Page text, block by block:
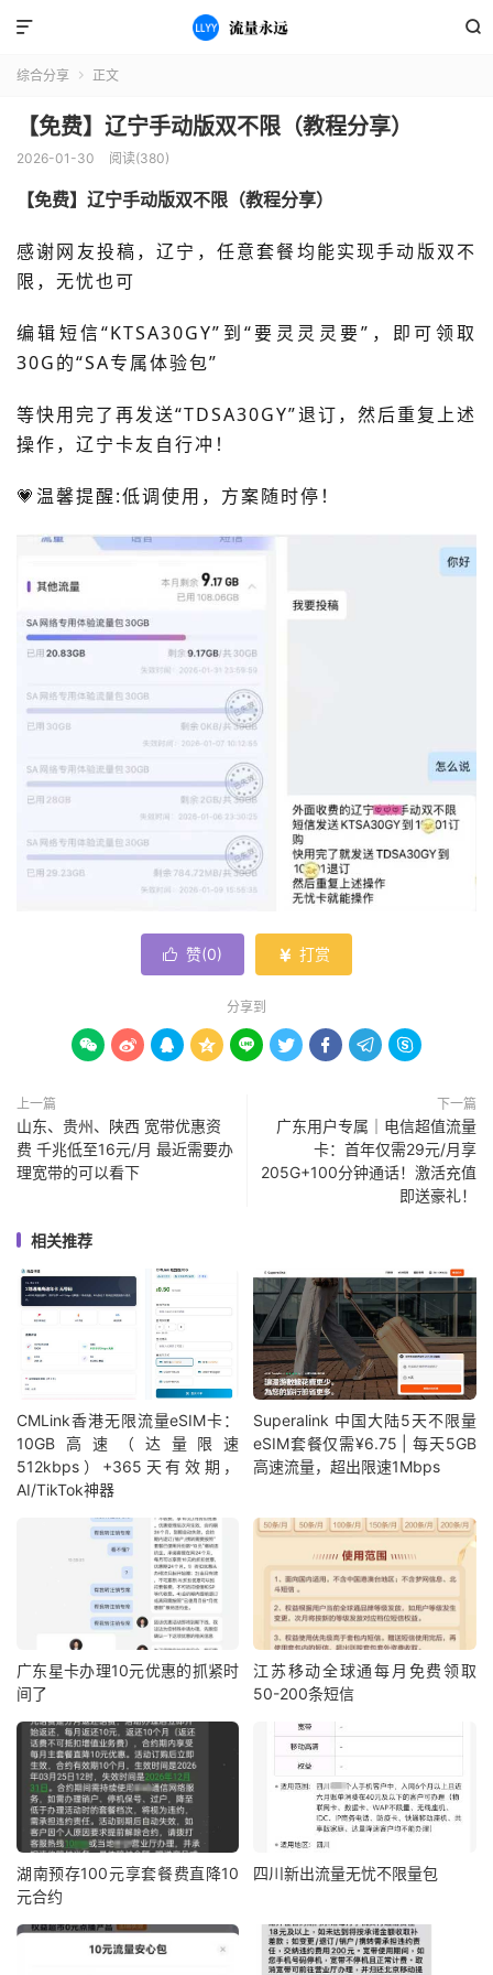


综合分享  正文
【免费】辽宁手动版双不限（教程分享）
2026-01-30 阅读(380)
【免费】辽宁手动版双不限（教程分享）
感谢网友投稿，辽宁，任意套餐均能实现手动版双不
限，无忧也可
编辑短信“KTSA30GY”到“要灵灵灵要”，即可领取
30G的“SA专属体验包”
等快用完了再发送“TDSA30GY”退订，然后重复上述
操作，辽宁卡友自行冲！
💗温馨提醒:低调使用，方案随时停！
 赞(0)  打赏
分享到
        
上一篇
山东、贵州、陕西 宽带优惠资
费 千兆低至16元/月 最近需要办
理宽带的可以看下
下一篇
广东用户专属｜电信超值流量
卡：首年仅需29元/月享
205G+100分钟通话！激活充值
即送豪礼！
相关推荐
CMLink香港无限流量eSIM卡：
10GB高速（达量限速
512kbps）+365天有效期，
AI/TikTok神器
Superalink 中国大陆5天不限量
eSIM套餐仅需¥6.75 | 每天5GB
高速流量，超出限速1Mbps
广东星卡办理10元优惠的抓紧时
间了
江苏移动全球通每月免费领取
50-200条短信
湖南预存100元享套餐费直降10
元合约
四川新出流量无忧不限量包